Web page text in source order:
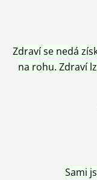
Zdraví se nedá
na rohu. Zdraví
Sami